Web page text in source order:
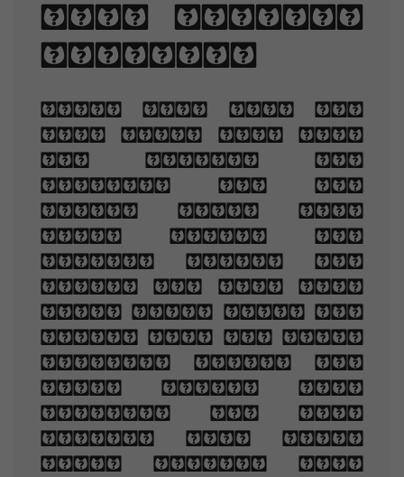
and letter-
spacing.
When you are old
and grey and full
of sleep, And
nodding by the
fire, take down
this book, And
slowly read, and
dream of the soft
look Your eyes had
once, and of their
shadows deep; How
many loved your
moments of glad
grace, And loved
your beauty with